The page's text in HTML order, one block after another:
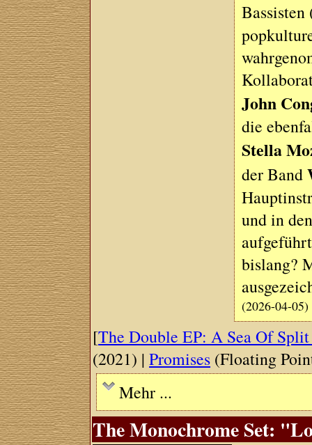
John
die
Stella
der Band
und in
bislang?
(2026-04-05)
[The Double EP: A Sea Of Split
(2021) |Promises (Floating
Mehr ...
The Monochrome Set: